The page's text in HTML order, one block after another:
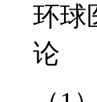
环球
论